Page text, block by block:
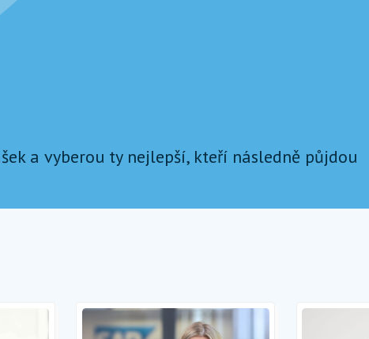
a vyberou ty nejlepší, kteří následně půjdou